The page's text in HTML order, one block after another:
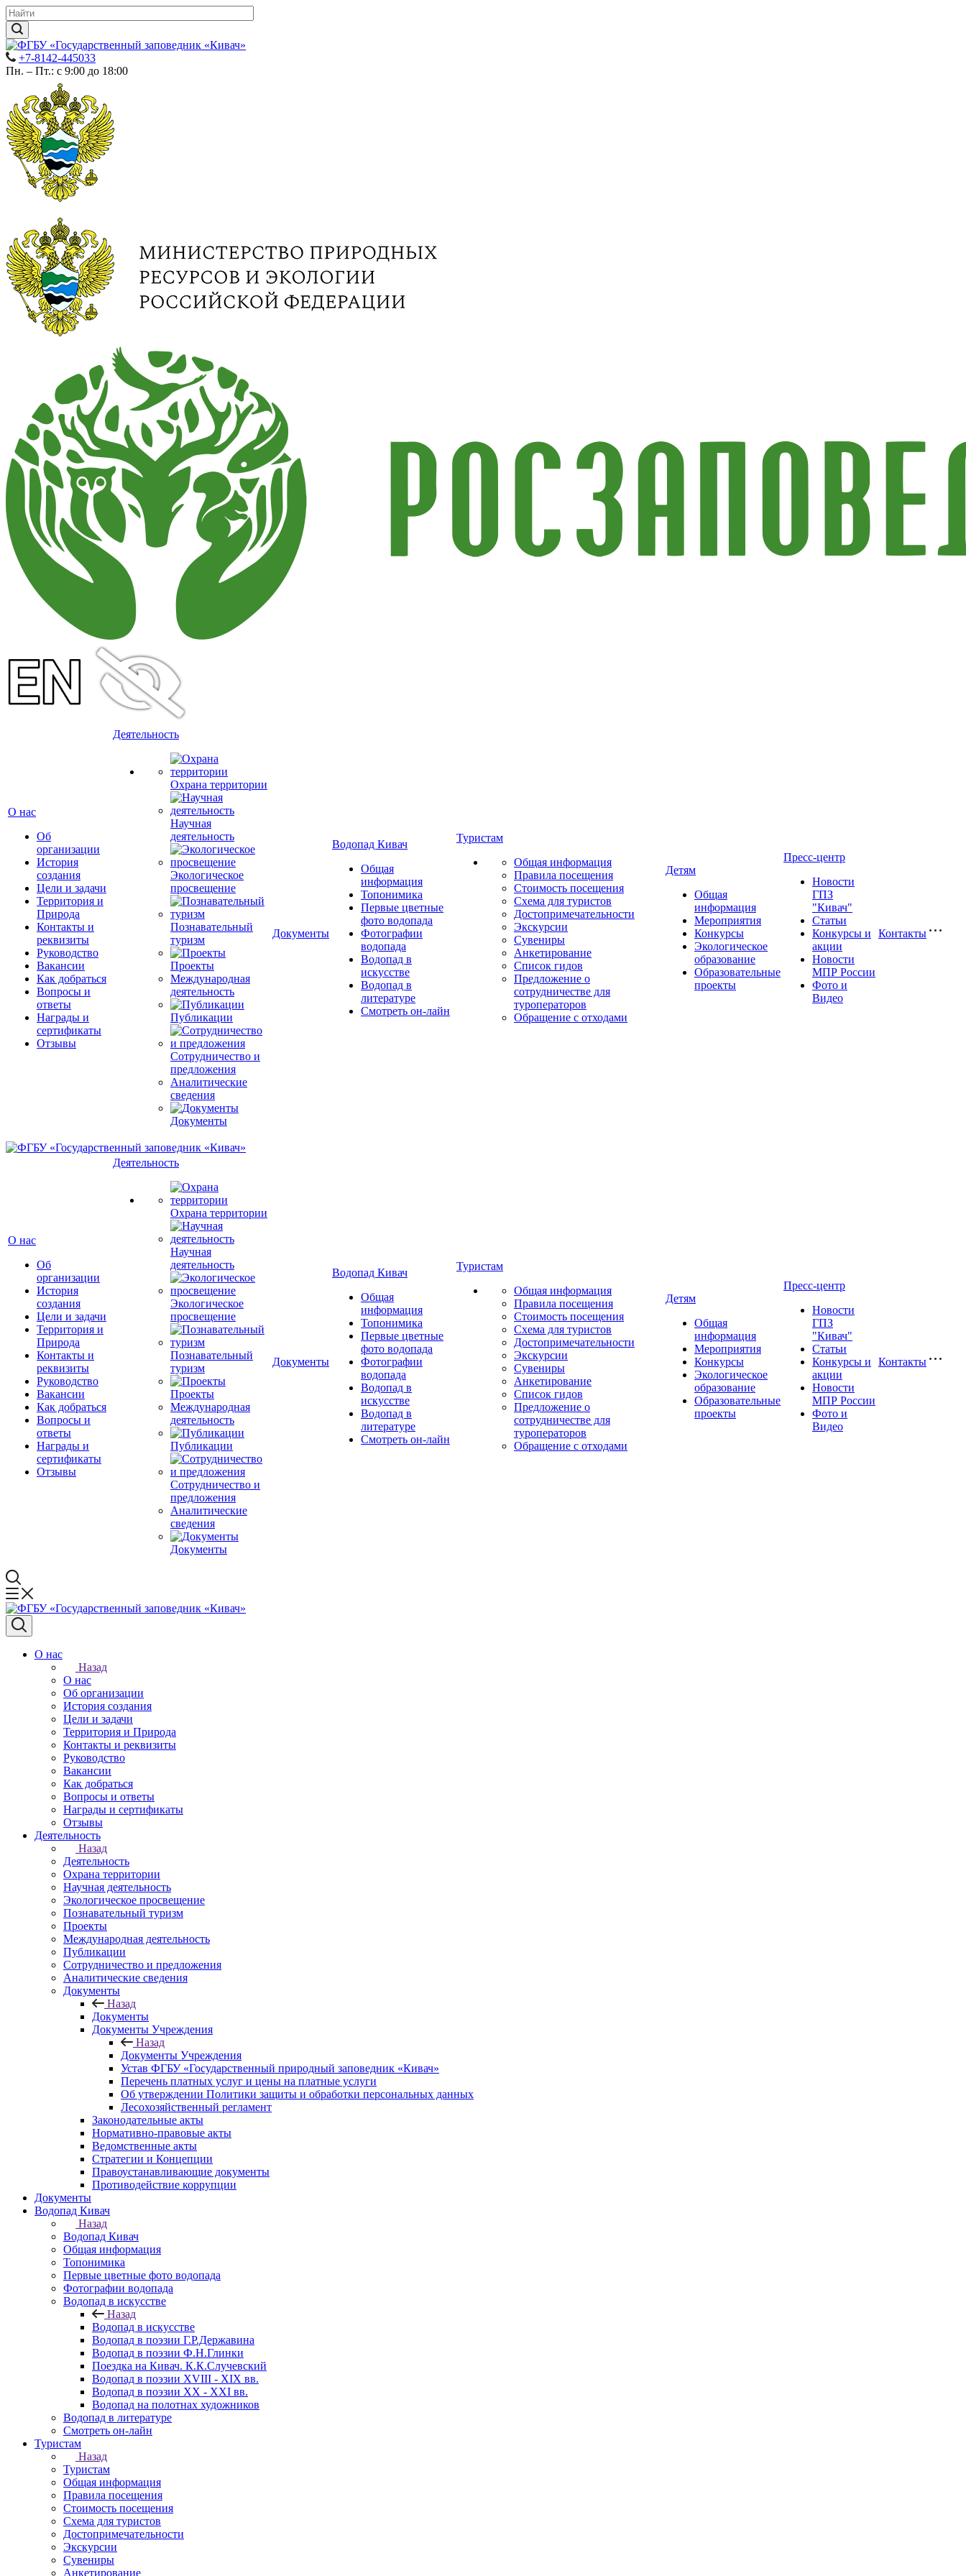
+7-8142-445033
Пн. – Пт.: с 9:00 до 18:00
О нас
Об
организации
История
создания
Цели и задачи
Территория и
Природа
Контакты и
реквизиты
Руководство
Вакансии
Как добраться
Вопросы и
ответы
Награды и
сертификаты
Отзывы
Деятельность
Охрана территории
Научная
деятельность
Экологическое
просвещение
Познавательный
туризм
Проекты
Международная
деятельность
Публикации
Сотрудничество и
предложения
Аналитические
сведения
Документы
Документы
Водопад Кивач
Общая
информация
Топонимика
Первые цветные
фото водопада
Фотографии
водопада
Водопад в
искусстве
Водопад в
литературе
Смотреть он-лайн
Туристам
Общая информация
Правила посещения
Стоимость посещения
Схема для туристов
Достопримечательности
Экскурсии
Сувениры
Анкетирование
Список гидов
Предложение о
сотрудничестве для
туроператоров
Обращение с отходами
Детям
Общая
информация
Мероприятия
Конкурсы
Экологическое
образование
Образовательные
проекты
Пресс-центр
Новости
ГПЗ
"Кивач"
Статьи
Конкурсы и
акции
Новости
МПР России
Фото и
Видео
Контакты
О нас
Об
организации
История
создания
Цели и задачи
Территория и
Природа
Контакты и
реквизиты
Руководство
Вакансии
Как добраться
Вопросы и
ответы
Награды и
сертификаты
Отзывы
Деятельность
Охрана территории
Научная
деятельность
Экологическое
просвещение
Познавательный
туризм
Проекты
Международная
деятельность
Публикации
Сотрудничество и
предложения
Аналитические
сведения
Документы
Документы
Водопад Кивач
Общая
информация
Топонимика
Первые цветные
фото водопада
Фотографии
водопада
Водопад в
искусстве
Водопад в
литературе
Смотреть он-лайн
Туристам
Общая информация
Правила посещения
Стоимость посещения
Схема для туристов
Достопримечательности
Экскурсии
Сувениры
Анкетирование
Список гидов
Предложение о
сотрудничестве для
туроператоров
Обращение с отходами
Детям
Общая
информация
Мероприятия
Конкурсы
Экологическое
образование
Образовательные
проекты
Пресс-центр
Новости
ГПЗ
"Кивач"
Статьи
Конкурсы и
акции
Новости
МПР России
Фото и
Видео
Контакты
О нас
Назад
О нас
Об организации
История создания
Цели и задачи
Территория и Природа
Контакты и реквизиты
Руководство
Вакансии
Как добраться
Вопросы и ответы
Награды и сертификаты
Отзывы
Деятельность
Назад
Деятельность
Охрана территории
Научная деятельность
Экологическое просвещение
Познавательный туризм
Проекты
Международная деятельность
Публикации
Сотрудничество и предложения
Аналитические сведения
Документы
Назад
Документы
Документы Учреждения
Назад
Документы Учреждения
Устав ФГБУ «Государственный природный заповедник «Кивач»
Перечень платных услуг и цены на платные услуги
Об утверждении Политики защиты и обработки персональных данных
Лесохозяйственный регламент
Законодательные акты
Нормативно-правовые акты
Ведомственные акты
Стратегии и Концепции
Правоустанавливающие документы
Противодействие коррупции
Документы
Водопад Кивач
Назад
Водопад Кивач
Общая информация
Топонимика
Первые цветные фото водопада
Фотографии водопада
Водопад в искусстве
Назад
Водопад в искусстве
Водопад в поэзии Г.Р.Державина
Водопад в поэзии Ф.Н.Глинки
Поездка на Кивач. К.К.Случевский
Водопад в поэзии XVIII - XIX вв.
Водопад в поэзии XX - XXI вв.
Водопад на полотнах художников
Водопад в литературе
Смотреть он-лайн
Туристам
Назад
Туристам
Общая информация
Правила посещения
Стоимость посещения
Схема для туристов
Достопримечательности
Экскурсии
Сувениры
Анкетирование